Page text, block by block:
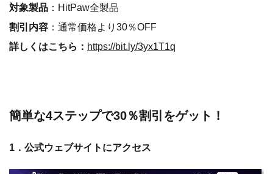
対象製品 ：HitPaw全製品
割引内容 ：通常価格より30％OFF
詳しくはこちら： https://bit.ly/3yx1T1q
簡単な4ステップで30％割引をゲット！
1．公式ウェブサイトにアクセス